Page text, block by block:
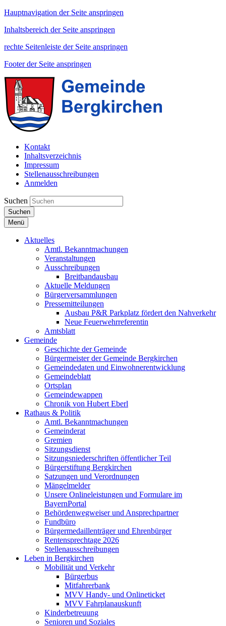
Hauptnavigation der Seite anspringen
Inhaltsbereich der Seite anspringen
rechte Seitenleiste der Seite anspringen
Footer der Seite anspringen
Kontakt
Inhaltsverzeichnis
Impressum
Stellenausschreibungen
Anmelden
Suchen
Suchen
Menü
Aktuelles
Amtl. Bekanntmachungen
Veranstaltungen
Ausschreibungen
Breitbandausbau
Aktuelle Meldungen
Bürgerversammlungen
Pressemitteilungen
Ausbau P&R Parkplatz fördert den Nahverkehr
Neue Feuerwehrreferentin
Amtsblatt
Gemeinde
Geschichte der Gemeinde
Bürgermeister der Gemeinde Bergkirchen
Gemeindedaten und Einwohnerentwicklung
Gemeindeblatt
Ortsplan
Gemeindewappen
Chronik von Hubert Eberl
Rathaus & Politik
Amtl. Bekanntmachungen
Gemeinderat
Gremien
Sitzungsdienst
Sitzungsniederschriften öffentlicher Teil
Bürgerstiftung Bergkirchen
Satzungen und Verordnungen
Mängelmelder
Unsere Onlineleistungen und Formulare im
BayernPortal
Behördenwegweiser und Ansprechpartner
Fundbüro
Bürgermedaillenträger und Ehrenbürger
Rentensprechtage 2026
Stellenausschreibungen
Leben in Bergkirchen
Mobilität und Verkehr
Bürgerbus
Mitfahrerbank
MVV Handy- und Onlineticket
MVV Fahrplanauskunft
Kinderbetreuung
Senioren und Soziales